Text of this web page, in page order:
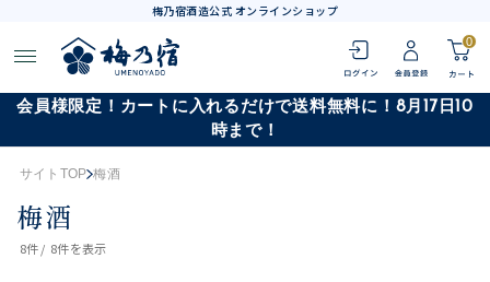
梅乃宿酒造公式 オンラインショップ
0
会員様限定！カートに入れるだけで送料無料に！8月17日10
時まで！
サイトTOP 梅酒
梅酒
8件 / 8件を表示